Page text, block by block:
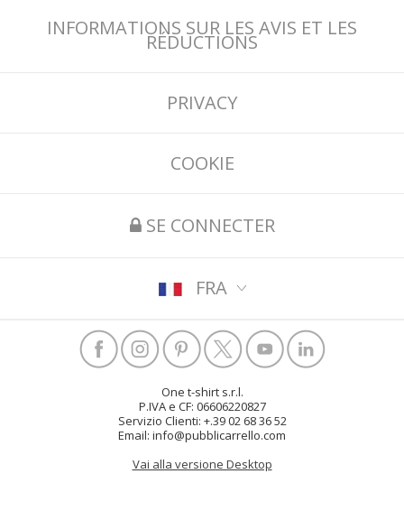
INFORMATIONS SUR LES AVIS ET LES
RÉDUCTIONS
PRIVACY
COOKIE
SE CONNECTER
FRA
One t-shirt s.r.l.
P.IVA e CF: 06606220827
Servizio Clienti: +.39 02 68 36 52
Email: info@pubblicarrello.com
Vai alla versione Desktop